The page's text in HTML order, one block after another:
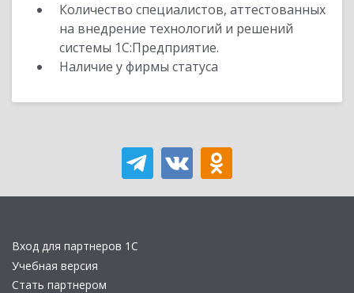
Количество специалистов, аттестованных
на внедрение технологий и решений
системы 1С:Предприятие.
Наличие у фирмы статуса
Вход для партнеров 1С
Учебная версия
Стать партнером